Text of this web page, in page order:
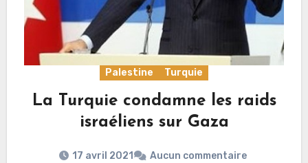
Palestine Turquie
La Turquie condamne les raids
israéliens sur Gaza
17 avril 2021 Aucun commentaire